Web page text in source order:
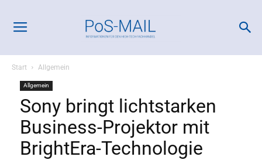
Start Allgemein
Allgemein
Sony bringt lichtstarken
Business-Projektor mit
BrightEra-Technologie